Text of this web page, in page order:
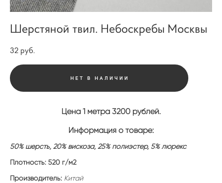
Шерстяной твил. Небоскребы Москвы
32 pуб.
НЕТ В НАЛИЧИИ
Цена 1 метра 3200 рублей.
Информация о товаре:
50% шерсть, 20% вискоза, 25% полиэстер, 5% люрекс
Плотность: 520 г/м2
Производитель: Китай